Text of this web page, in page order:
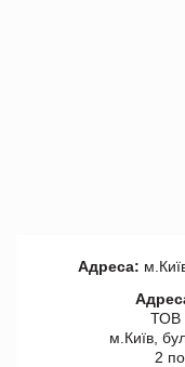
Адреса:
ТОВ
м.Київ,
2